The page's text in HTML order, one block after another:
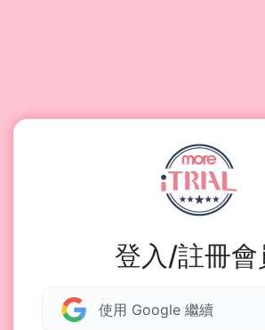
登入/註冊會
使用 Google 繼續